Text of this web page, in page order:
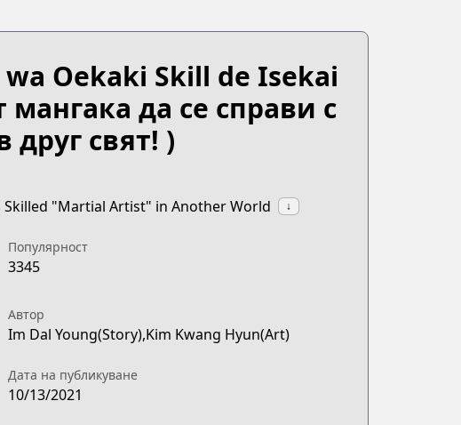
Oekaki Skill de Isekai
да се справи с
друг свят! )
"Martial Artist" in Another World ↓
Популярност
3345
Автор
Im Dal Young(Story),Kim Kwang Hyun(Art)
Дата на публикуване
10/13/2021